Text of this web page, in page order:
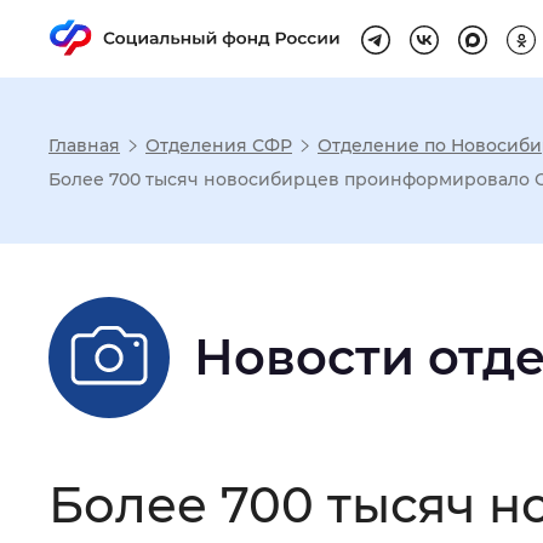
Настройка
Шрифт: Без засечек С
Главная Отделения СФР Отделение по
Более 700 тысяч новосибирцев
Новости
Более 700 тысяч